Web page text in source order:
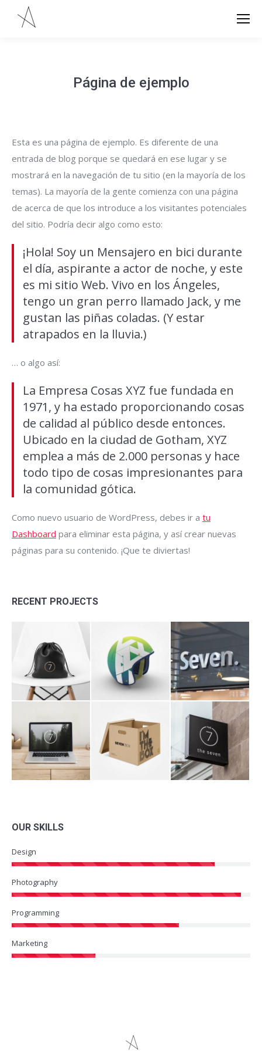
Página de ejemplo
Esta es una página de ejemplo. Es diferente de una
entrada de blog porque se quedará en ese lugar y se
mostrará en la navegación de tu sitio (en la mayoría de los
temas). La mayoría de la gente comienza con una página
de acerca de que los introduce a los visitantes potenciales
del sitio. Podría decir algo como esto:
¡Hola! Soy un Mensajero en bici durante
el día, aspirante a actor de noche, y este
es mi sitio Web. Vivo en los Ángeles,
tengo un gran perro llamado Jack, y me
gustan las piñas coladas. (Y estar
atrapados en la lluvia.)
… o algo así:
La Empresa Cosas XYZ fue fundada en
1971, y ha estado proporcionando cosas
de calidad al público desde entonces.
Ubicado en la ciudad de Gotham, XYZ
emplea a más de 2.000 personas y hace
todo tipo de cosas impresionantes para
la comunidad gótica.
Como nuevo usuario de WordPress, debes ir a tu
Dashboard para eliminar esta página, y así crear nuevas
páginas para su contenido. ¡Que te diviertas!
RECENT PROJECTS
OUR SKILLS
Design
Photography
Programming
Marketing